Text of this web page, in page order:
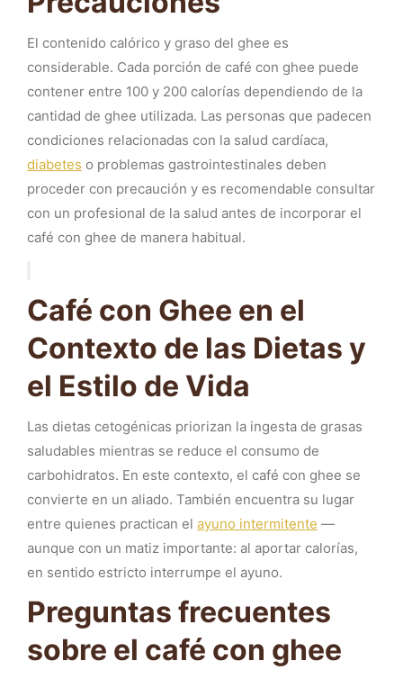
El contenido calórico y graso del ghee es
considerable. Cada porción de café con ghee puede
contener entre 100 y 200 calorías dependiendo de la
cantidad de ghee utilizada. Las personas que padecen
condiciones relacionadas con la salud cardíaca,
diabetes o problemas gastrointestinales deben
proceder con precaución y es recomendable consultar
con un profesional de la salud antes de incorporar el
café con ghee de manera habitual.
Café con Ghee en el
Contexto de las Dietas y
el Estilo de Vida
Las dietas cetogénicas priorizan la ingesta de grasas
saludables mientras se reduce el consumo de
carbohidratos. En este contexto, el café con ghee se
convierte en un aliado. También encuentra su lugar
entre quienes practican el ayuno intermitente —
aunque con un matiz importante: al aportar calorías,
en sentido estricto interrumpe el ayuno.
Preguntas frecuentes
sobre el café con ghee